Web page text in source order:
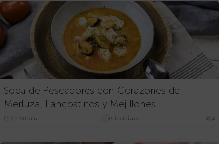
Sopa de Pescadores con Corazones de
Merluza, Langostinos y Mejillones
15-30 min Principiante 4